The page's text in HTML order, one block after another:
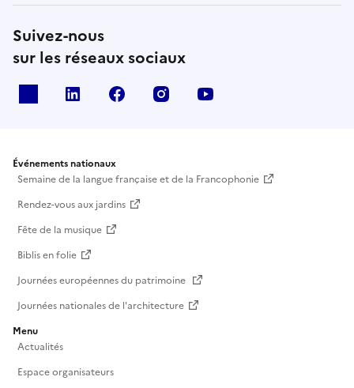
Suivez-nous
sur les réseaux sociaux
Linkedin Facebook Instagram
Événements nationaux
Semaine de la langue française et de la Francophonie
Rendez-vous aux jardins
Fête de la musique
Biblis en folie
Journées européennes du patrimoine
Journées nationales de l'architecture
Menu
Actualités
Espace organisateurs